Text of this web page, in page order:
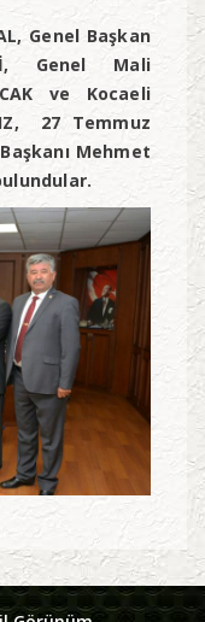
Genel Başkan
Genel Mali
ve Kocaeli
27 Temmuz
Mehmet